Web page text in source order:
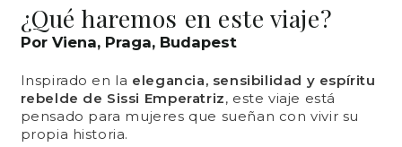
¿Qué haremos en este viaje?
Por Viena, Praga, Budapest
Inspirado en la elegancia, sensibilidad y espíritu
rebelde de Sissi Emperatriz, este viaje está
pensado para mujeres que sueñan con vivir su
propia historia.